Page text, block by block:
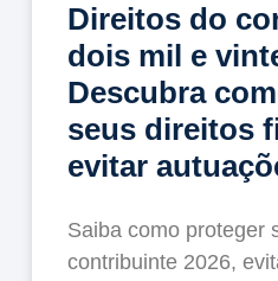
Direitos do
dois mil e
Descubra
seus direitos
evitar
Saiba como proteger
contribuinte 2026,